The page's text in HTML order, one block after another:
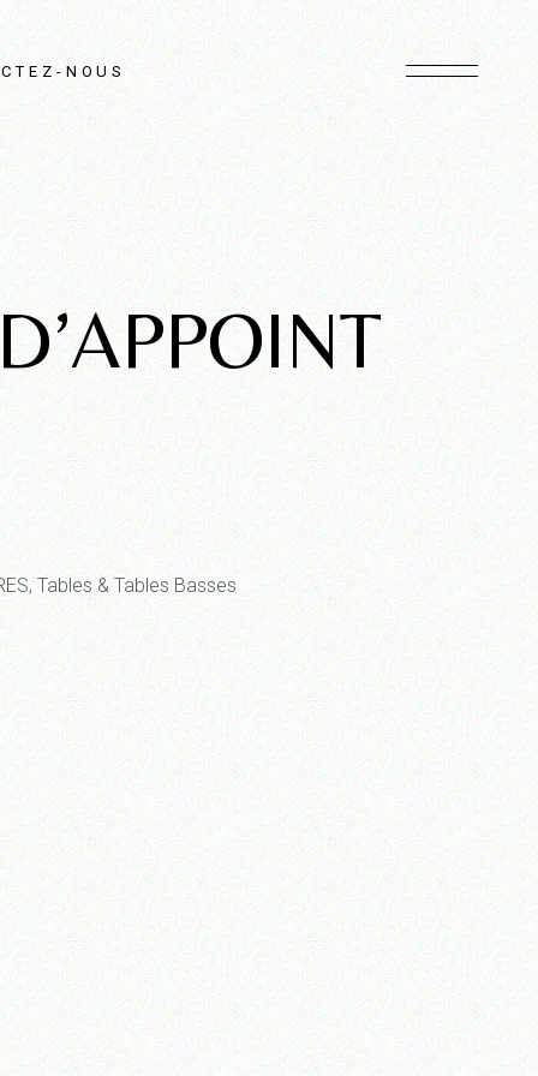
NOUS
, Tables & Tables Basses